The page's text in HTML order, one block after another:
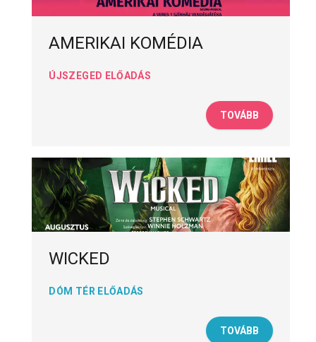
AMERIKAI KOMÉDIA
ÚJSZEGED ELŐADÁS
TOVÁBB
WICKED
DÓM TÉR ELŐADÁS
TOVÁBB